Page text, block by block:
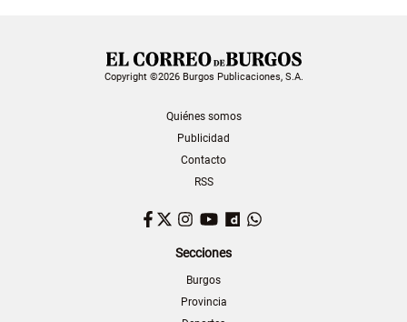
Copyright ©2026 Burgos Publicaciones, S.A.
Quiénes somos
Publicidad
Contacto
RSS
Facebook
TwitterInstagram
YouTubeDailymotion
Secciones
Burgos
Provincia